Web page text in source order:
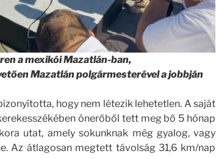
a mexikói Mazatlán-ban,
Mazatlán polgármesterével a jobbján
hogy nem létezik lehetetlen. A saját
önerőből tett meg bő 5 hónap
utat, amely sokunknak még gyalog, vagy
Az átlagosan megtett távolság 31,6 km/nap